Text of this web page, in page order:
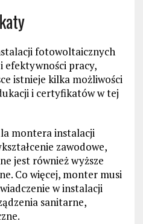
fotowoltaicznych
efektywności pracy,
istnieje kilka możliwości
i certyfikatów w tej
montera instalacji
zawodowe,
jest również wyższe
Co więcej, monter musi
w instalacji
sanitarne,